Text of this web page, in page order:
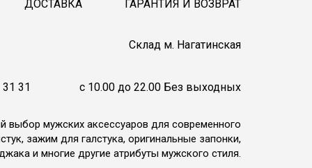
ДОСТАВКА ГАРАНТИЯ И ВОЗВРАТ
Cклад м. Нагатинская
31 c 10.00 до 22.00 Без выходных
выбор мужских аксессуаров для современного
зажим для галстука, оригинальные запонки,
и многие другие атрибуты мужского стиля.